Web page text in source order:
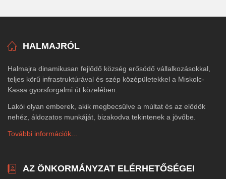
HALMAJRÓL
Halmajra dinamikusan fejlődő község erősödő vállalkozásokkal,
teljes körű infrastruktúrával és szép középületekkel a Miskolc-
Kassa gyorsforgalmi út közelében.
Lakói olyan emberek, akik megbecsülve a múltat és az elődök
nehéz, áldozatos munkáját, bizakodva tekintenek a jövőbe.
További információk...
AZ ÖNKORMÁNYZAT ELÉRHETŐSÉGEI